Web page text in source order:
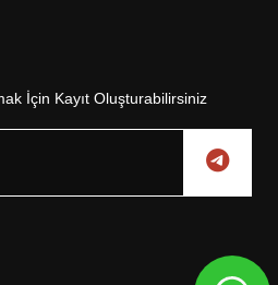
İçin Kayıt Oluşturabilirsiniz